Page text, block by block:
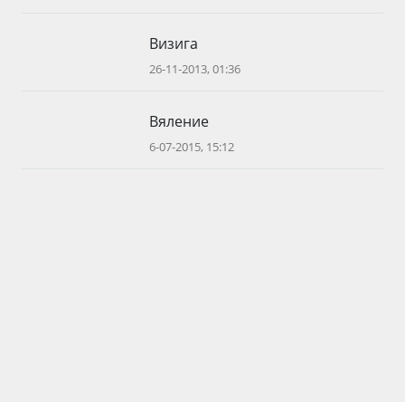
Визига
26-11-2013, 01:36
Вяление
6-07-2015, 15:12